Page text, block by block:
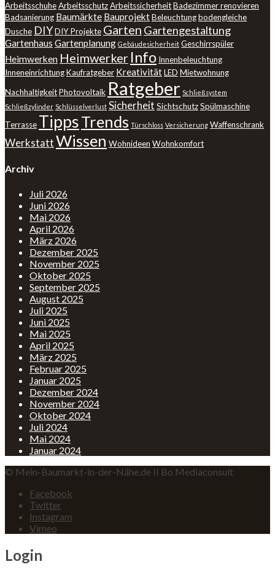
ArbeitsschuheArbeitsschutzArbeitssicherheitBadezimmer renovieren
Badsanierung Baumärkte BauprojektBeleuchtungbodengleiche
Dusche DIYDIY Projekte Garten Gartengestaltung
Gartenhaus Gartenplanung Gebäudesicherheit Geschirrspüler
Heimwerken Heimwerker Info Innenbeleuchtung
InneneinrichtungKaufratgeber KreativitätLED Mietwohnung
NachhaltigkeitPhotovoltaik Ratgeber Schließsystem
Schließzylinder Schlüsselverlust Sicherheit SichtschutzSpülmaschine
Terrasse TippsTrends Türschloss Versicherung Waffenschrank
WerkstattWissen Wohnideen Wohnkomfort
Archiv
Juli 2026
Juni 2026
Mai 2026
April 2026
März 2026
Dezember 2025
November 2025
Oktober 2025
September 2025
August 2025
Juli 2025
Juni 2025
Mai 2025
April 2025
März 2025
Februar 2025
Januar 2025
Dezember 2024
November 2024
Oktober 2024
Juli 2024
Mai 2024
Januar 2024
© Mein-Baumarkt-in-der-Nähe.de II Bo Mediaconsult
Facebook
Twitter
Instagram
Vimeo
Login